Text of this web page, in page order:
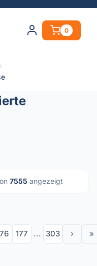
0
›
7555 angezeigt
177 ... 303 › »